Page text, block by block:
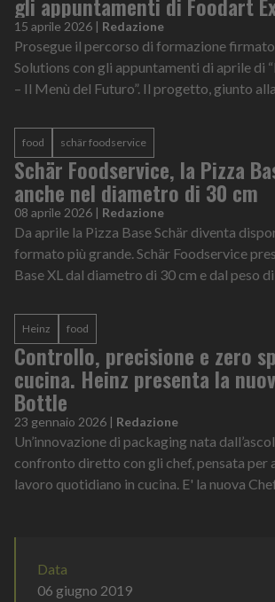
15 aprile 2026 | Redazione
Prosegue il percorso di formazione
Solutions con gli appuntamenti di aprile di
– Il Menù del Futuro”. Il progetto, giunto
food schär foodservice
Schär Foodservice, la Pizza
anche nel diametro di 30 cm
08 aprile 2026 | Redazione
Da aprile la Pizza Base Schär diventa
formato più grande. Schär Foodservice
Base XL dal diametro di 30 cm e dal peso
Heinz food
Controllo, precisione e zero
cucina. Heinz presenta la
Bottle
23 gennaio 2026 | Redazione
Un’innovazione di packaging nata
confronto diretto con gli chef, pensata per
lavoro quotidiano in cucina. E' la nuova
Data
06 giugno 2019